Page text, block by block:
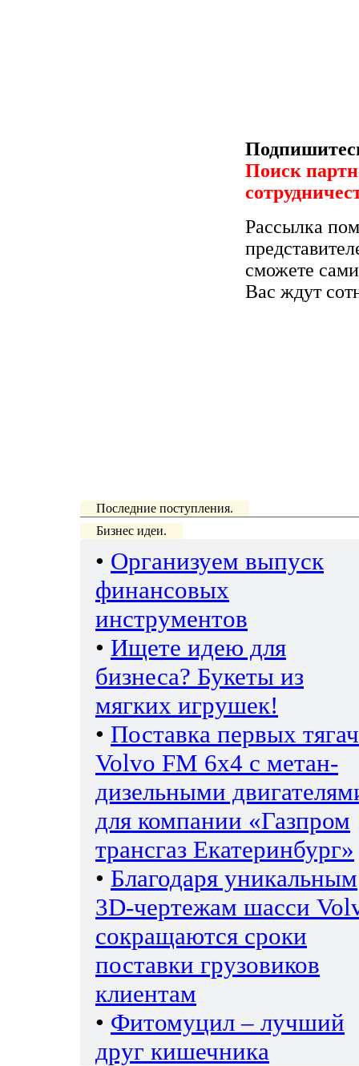
Поиск
Рассылка
сможете
Вас ждут
Последние поступления.
Бизнес идеи.
• Организуем выпуск
финансовых
инструментов
• Ищете идею для
бизнеса? Букеты из
мягких игрушек!
• Поставка первых
Volvo FM 6х4 с метан-
дизельными
для компании «Газпром
трансгаз Екатеринбург»
• Благодаря уникальным
3D-чертежам шасси
сокращаются сроки
поставки грузовиков
клиентам
• Фитомуцил – лучший
друг кишечника